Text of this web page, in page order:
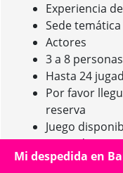
Experiencia
Sede
Actores
3 a 8
Hasta 24
Por favor
reserva
Juego
Fotos de
Mi despedida en